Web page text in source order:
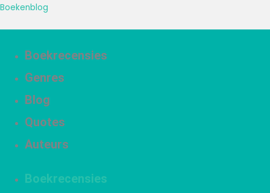
Ga
inhoud
Boekenblog
Boekrecensies
Genres
Blog
Quotes
Auteurs
Boekrecensies